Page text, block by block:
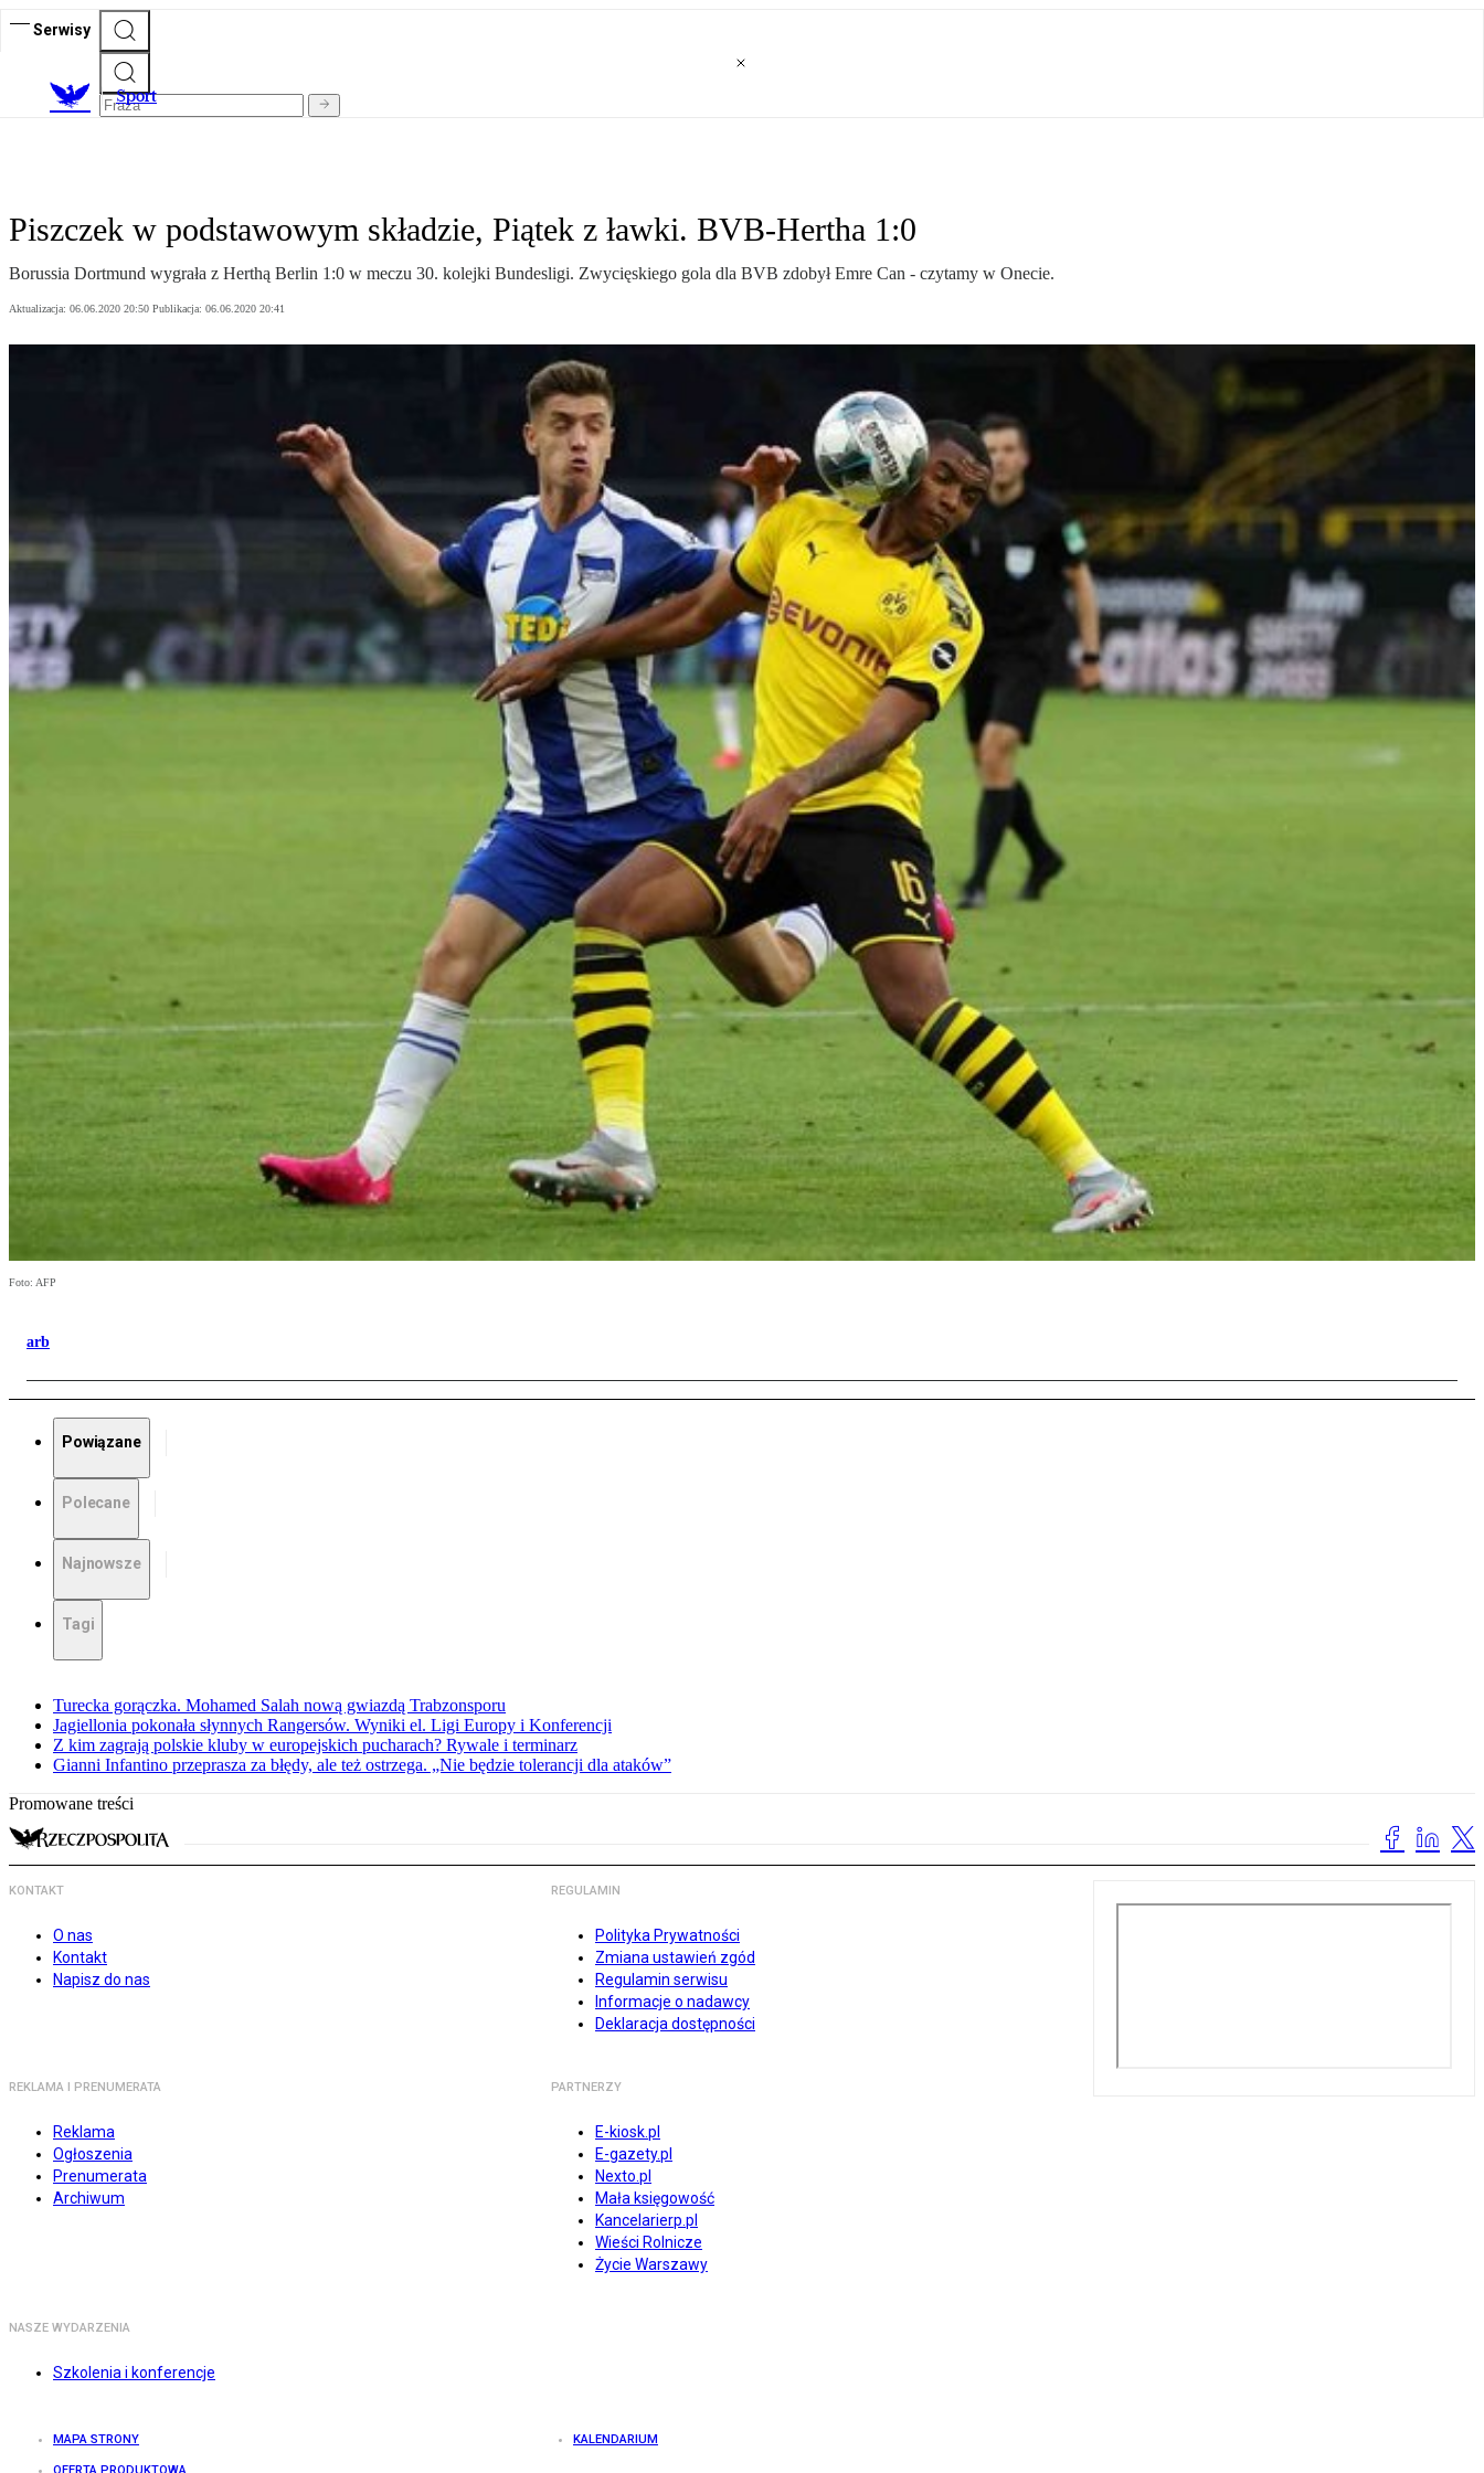
Serwisy
Sport
Piszczek w podstawowym składzie, Piątek z ławki. BVB-Hertha 1:0
Borussia Dortmund wygrała z Herthą Berlin 1:0 w meczu 30. kolejki Bundesligi. Zwycięskiego gola dla BVB zdobył Emre Can - czytamy w Onecie.
Aktualizacja: 06.06.2020 20:50 Publikacja: 06.06.2020 20:41
Foto: AFP
arb
Powiązane
Polecane
Najnowsze
Tagi
Turecka gorączka. Mohamed Salah nową gwiazdą Trabzonsporu
Jagiellonia pokonała słynnych Rangersów. Wyniki el. Ligi Europy i Konferencji
Z kim zagrają polskie kluby w europejskich pucharach? Rywale i terminarz
Gianni Infantino przeprasza za błędy, ale też ostrzega. „Nie będzie tolerancji dla ataków”
Promowane treści
KONTAKT
O nas
Kontakt
Napisz do nas
REGULAMIN
Polityka Prywatności
Zmiana ustawień zgód
Regulamin serwisu
Informacje o nadawcy
Deklaracja dostępności
REKLAMA I PRENUMERATA
Reklama
Ogłoszenia
Prenumerata
Archiwum
PARTNERZY
E-kiosk.pl
E-gazety.pl
Nexto.pl
Mała księgowość
Kancelarierp.pl
Wieści Rolnicze
Życie Warszawy
NASZE WYDARZENIA
Szkolenia i konferencje
MAPA STRONY KALENDARIUM